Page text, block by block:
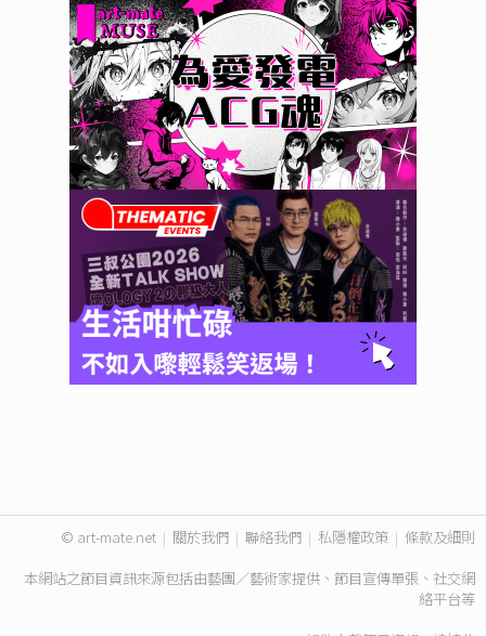
© art-mate.net | 關於我們 | 聯絡我們 | 私隱權政策 | 條款及細則
本網站之節目資訊來源包括由藝團／藝術家提供、節目宣傳單張、社交網
絡平台等